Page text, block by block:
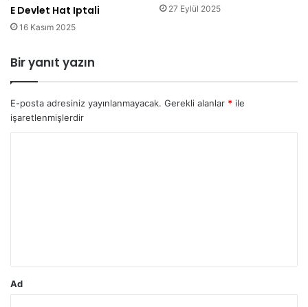
E Devlet Hat Iptali
16 Kasım 2025
27 Eylül 2025
Bir yanıt yazın
E-posta adresiniz yayınlanmayacak. Gerekli alanlar * ile
işaretlenmişlerdir
Ad